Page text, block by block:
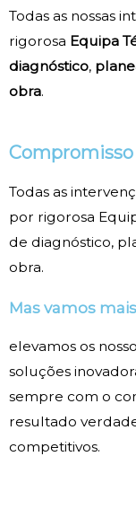
Todas as nossas
rigorosa Equipa
diagnóstico,
obra.
Compromisso
Todas as
por rigorosa
de diagnóstico,
obra.
Mas vamos
elevamos os
soluções
sempre com o
resultado
competitivos.